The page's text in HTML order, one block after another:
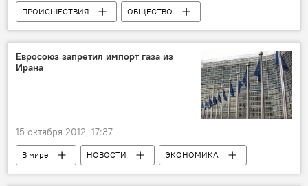
ПРОИСШЕСТВИЯ
ОБЩЕСТВО
Грузия
Кавказ НОВОСТИ
Евросоюз запретил импорт газа из
Ирана
15 октября 2012, 17:37
В мире НОВОСТИ ЭКОНОМИКА